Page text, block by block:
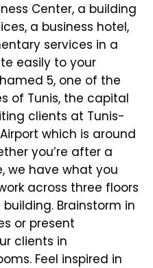
Center, a building
a business hotel,
services in a
easily to your
5, one of the
of Tunis, the capital
clients at Tunis-
which is around
you’re after a
we have what you
across three floors
Brainstorm in
or present
clients in
Feel inspired in